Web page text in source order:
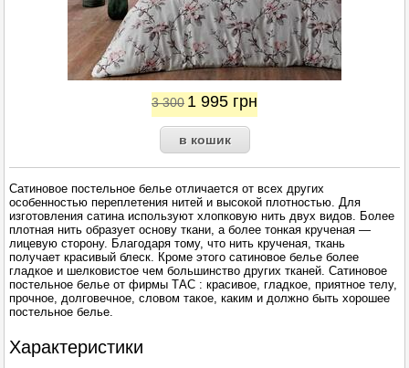
3 300 1 995 грн
Сатиновое постельное белье отличается от всех других
особенностью переплетения нитей и высокой плотностью. Для
изготовления сатина используют хлопковую нить двух видов. Более
плотная нить образует основу ткани, а более тонкая крученая —
лицевую сторону. Благодаря тому, что нить крученая, ткань
получает красивый блеск. Кроме этого сатиновое белье более
гладкое и шелковистое чем большинство других тканей. Сатиновое
постельное белье от фирмы ТАС : красивое, гладкое, приятное телу,
прочное, долговечное, словом такое, каким и должно быть хорошее
постельное белье.
Характеристики